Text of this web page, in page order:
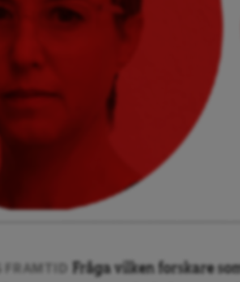
FRAMTID
Fråga vilken forskare